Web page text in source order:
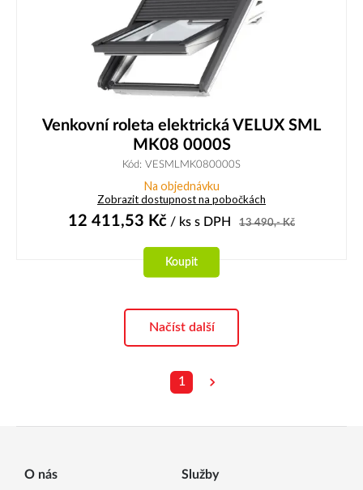
Venkovní roleta elektrická VELUX SML
MK08 0000S
Kód: VESMLMK080000S
Na objednávku
Zobrazit dostupnost na pobočkách
12 411,53 Kč / ks s DPH 13 490,-Kč
Koupit
Načíst další
1
O nás Služby